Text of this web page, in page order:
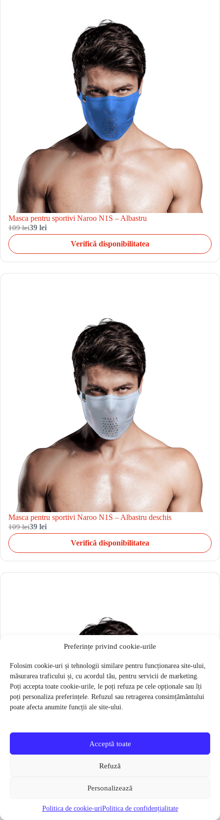
Preferințe privind cookie-urile
Folosim cookie-uri și tehnologii similare pentru funcționarea site-ului,
măsurarea traficului și, cu acordul tău, pentru servicii de marketing.
Poți accepta toate cookie-urile, le poți refuza pe cele opționale sau îți
poți personaliza preferințele. Refuzul sau retragerea consimțământului
poate afecta anumite funcții ale site-ului.
Acceptă toate
Refuză
Personalizează
Politica de cookie-uriPolitica de confidențialitate
Masca pentru sportivi Naroo N1S – Albastru
109 lei39 lei
Verifică disponibilitatea
Masca pentru sportivi Naroo N1S – Albastru deschis
109 lei39 lei
Verifică disponibilitatea